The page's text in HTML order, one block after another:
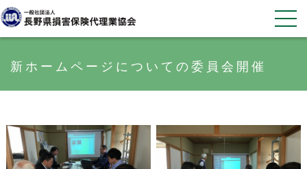
新ホームページについての委員会開催